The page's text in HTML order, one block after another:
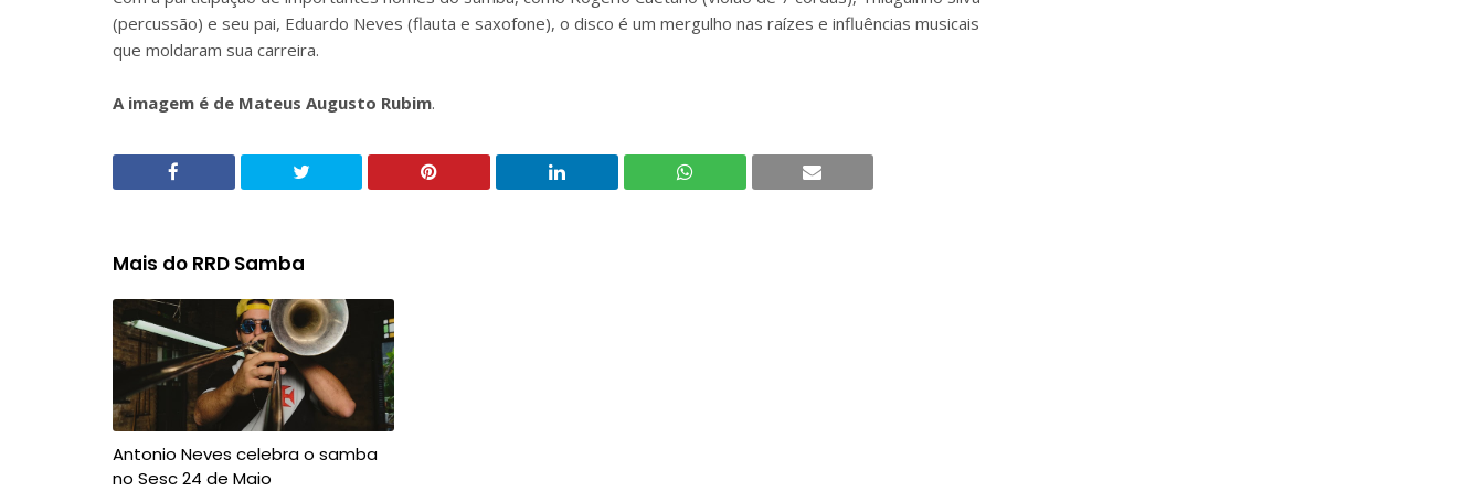
(percussão) e seu pai, Eduardo Neves (flauta e saxofone), o disco é um mergulho nas raízes e influências musicais
que moldaram sua carreira.
A imagem é de Mateus Augusto Rubim.
Mais do RRD Samba
Antonio Neves celebra o samba
no Sesc 24 de Maio